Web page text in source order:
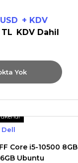
+ KDV
KDV Dahil
Yok
Dell
Core i5-10500 8GB
Ubuntu